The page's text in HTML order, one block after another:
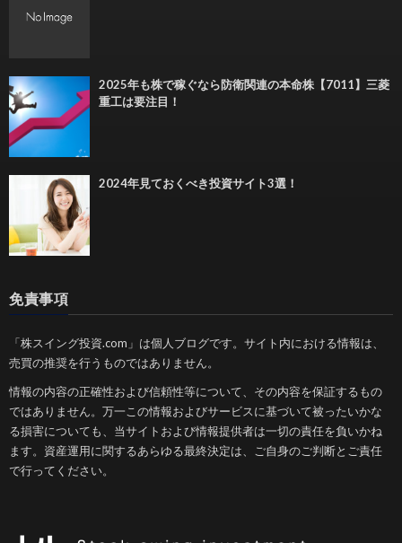
2025年も株で稼ぐなら防衛関連の本命株【7011】三菱
重工は要注目！
2024年見ておくべき投資サイト3選！
免責事項
「株スイング投資.com」は個人ブログです。サイト内における情報は、
売買の推奨を行うものではありません。
情報の内容の正確性および信頼性等について、その内容を保証するもの
ではありません。万一この情報およびサービスに基づいて被ったいかな
る損害についても、当サイトおよび情報提供者は一切の責任を負いかね
ます。資産運用に関するあらゆる最終決定は、ご自身のご判断とご責任
で行ってください。